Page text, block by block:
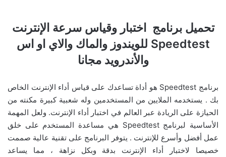
تحميل برنامج اختبار وقياس سرعة الإنترنت
Speedtest للويندوز والماك والاي او اس
والأندرويد مجانا
برنامج Speedtest هو أداة تساعدك على قياس أداء الإنترنت الخاص
بك . يستخدمه الملايين من المستخدمين وله شعبية كبيرة مكنته من
الحيازة على الريادة عبر العالم في اختبار أداء الإنترنت. ولعل المهمة
الأساسية لبرنامج Speedtest هي مساعدة المستخدم على خلق
عمل أفضل وأسرع للإنترنت . يتوفر البرنامج على تقنية عالية صممت
خصيصا لاختبار أداء الإنترنت بدقة وبكل نزاهة ، مما يساعد